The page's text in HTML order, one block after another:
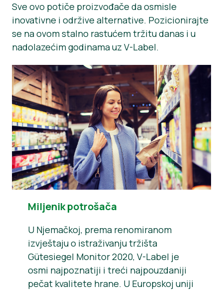
Sve ovo potiče proizvođače da osmisle
inovativne i održive alternative. Pozicionirajte
se na ovom stalno rastućem tržitu danas i u
nadolazećim godinama uz V-Label.
Miljenik potrošača
U Njemačkoj, prema renomiranom
izvještaju o istraživanju tržišta
Gütesiegel Monitor 2020, V-Label je
osmi najpoznatiji i treći najpouzdaniji
pečat kvalitete hrane. U Europskoj uniji